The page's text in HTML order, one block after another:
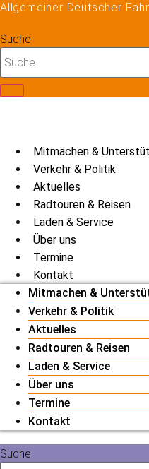
Zum
springen
Allgemeiner Deutscher
Suche
Mitmachen &
Verkehr & Politik
Aktuelles
Radtouren & Reisen
Laden & Service
Über uns
Termine
Kontakt
Mitmachen &
Verkehr & Politik
Aktuelles
Radtouren & Reisen
Laden & Service
Über uns
Termine
Kontakt
Suche